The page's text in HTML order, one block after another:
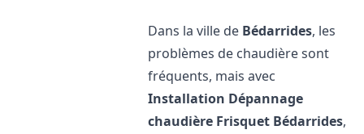
Dans la ville de Bédarrides, les
problèmes de chaudière sont
fréquents, mais avec
Installation Dépannage
chaudière Frisquet Bédarrides,